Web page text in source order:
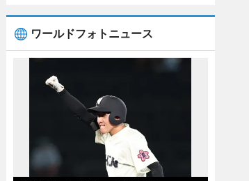
ワールドフォトニュース